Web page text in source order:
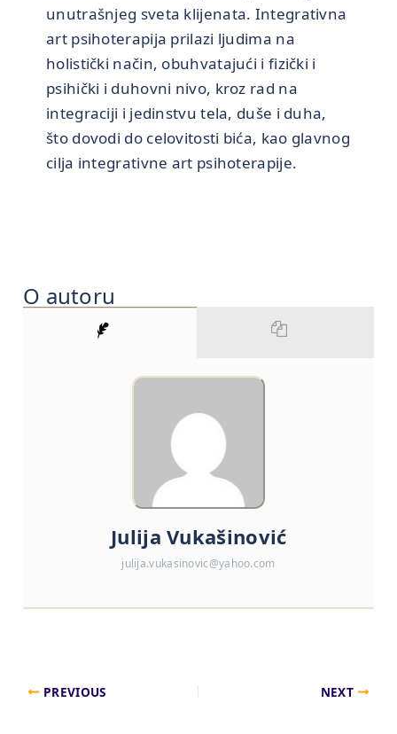
unutrašnjeg sveta klijenata. Integrativna
art psihoterapija prilazi ljudima na
holistički način, obuhvatajući i fizički i
psihički i duhovni nivo, kroz rad na
integraciji i jedinstvu tela, duše i duha,
što dovodi do celovitosti bića, kao glavnog
cilja integrativne art psihoterapije.
O autoru
Julija Vukašinović
julija.vukasinovic@yahoo.com
PREVIOUS NEXT